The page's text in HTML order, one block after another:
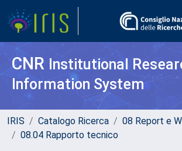
CNR Institutional
Information System
IRIS Catalogo Ricerca
08 Report e
08.04 Rapporto tecnico